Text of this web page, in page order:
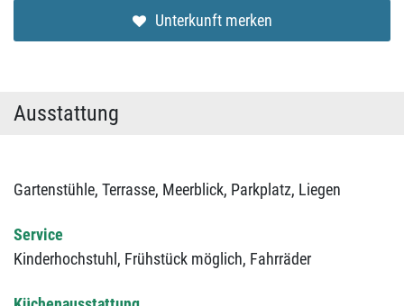
Unterkunft merken
Ausstattung
Gartenstühle, Terrasse, Meerblick, Parkplatz, Liegen
Service
Kinderhochstuhl, Frühstück möglich, Fahrräder